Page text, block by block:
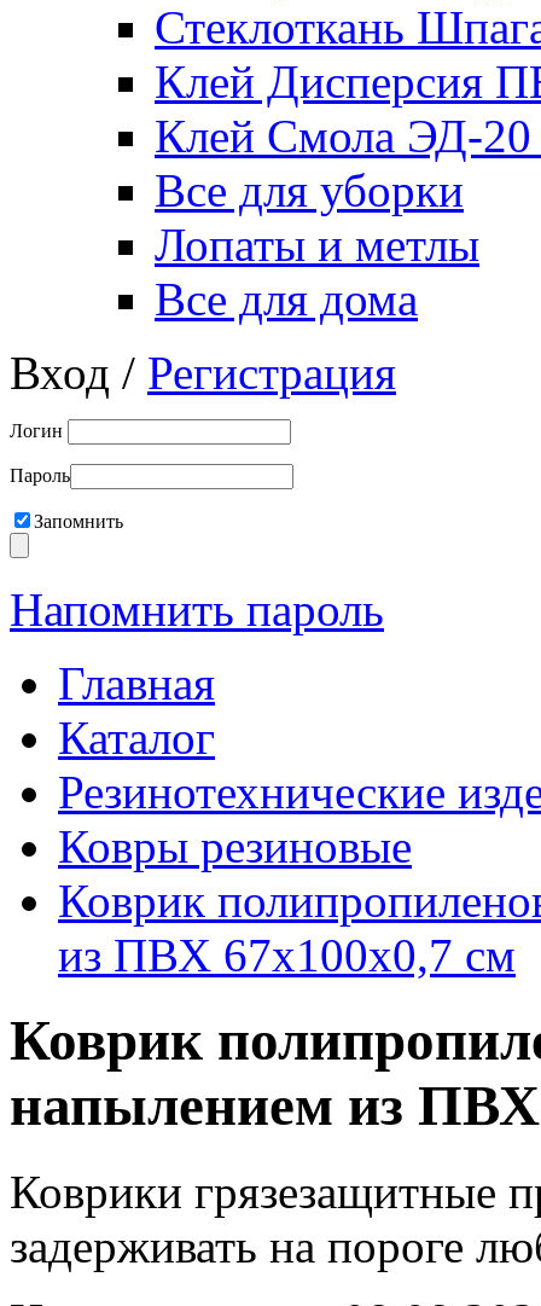
Стеклоткань
Клей Дисперсия
Клей Смола ЭД-20
Все для уборки
Лопаты и метлы
Все для дома
Вход / Регистрация
Логин
Пароль
Запомнить
Напомнить пароль
Главная
Каталог
Резинотехнические
Ковры резиновые
Коврик
из ПВХ 67х100х0,7 см
Коврик
напылением из ПВХ
Коврики грязезащитные
задерживать на пороге